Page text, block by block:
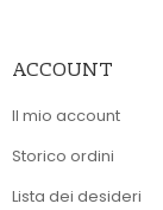
ACCOUNT
Il mio account
Storico ordini
Lista dei desideri